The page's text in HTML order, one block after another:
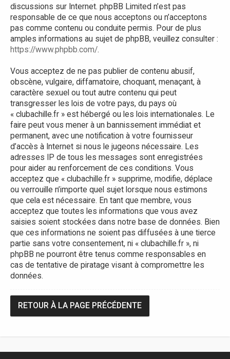
discussions sur Internet. phpBB Limited n’est pas
responsable de ce que nous acceptons ou n’acceptons
pas comme contenu ou conduite permis. Pour de plus
amples informations au sujet de phpBB, veuillez consulter :
https://www.phpbb.com/.
Vous acceptez de ne pas publier de contenu abusif,
obscène, vulgaire, diffamatoire, choquant, menaçant, à
caractère sexuel ou tout autre contenu qui peut
transgresser les lois de votre pays, du pays où
« clubachille.fr » est hébergé ou les lois internationales. Le
faire peut vous mener à un bannissement immédiat et
permanent, avec une notification à votre fournisseur
d’accès à Internet si nous le jugeons nécessaire. Les
adresses IP de tous les messages sont enregistrées
pour aider au renforcement de ces conditions. Vous
acceptez que « clubachille.fr » supprime, modifie, déplace
ou verrouille n’importe quel sujet lorsque nous estimons
que cela est nécessaire. En tant que membre, vous
acceptez que toutes les informations que vous avez
saisies soient stockées dans notre base de données. Bien
que ces informations ne soient pas diffusées à une tierce
partie sans votre consentement, ni « clubachille.fr », ni
phpBB ne pourront être tenus comme responsables en
cas de tentative de piratage visant à compromettre les
données.
RETOUR À LA PAGE PRÉCÉDENTE